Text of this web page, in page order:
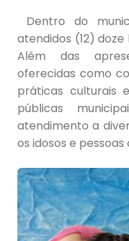
Dentro do
atendidos (12)
Além das
oferecidas como
práticas culturais
públicas
atendimento a
os idosos e